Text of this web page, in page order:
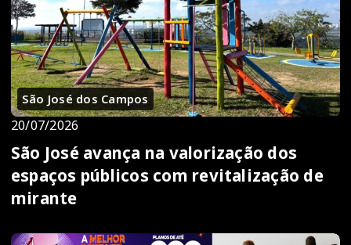
São José dos Campos
20/07/2026
São José avança na valorização dos
espaços públicos com revitalização de
mirante